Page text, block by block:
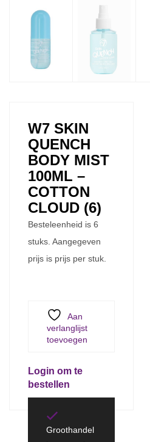
W7 SKIN
QUENCH
BODY MIST
100ML –
COTTON
CLOUD (6)
Besteleenheid is 6
stuks. Aangegeven
prijs is prijs per stuk.
Aan
verlanglijst
toevoegen
Login om te
bestellen
Groothandel